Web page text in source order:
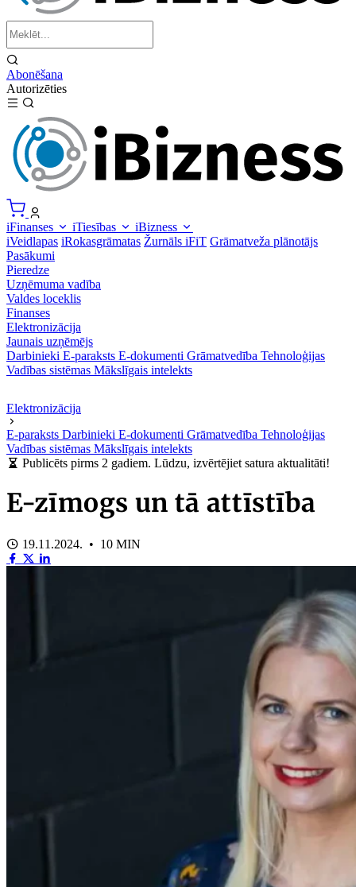
Abonēšana
Autorizēties
iFinanses iTiesības
iBizness
iVeidlapas iRokasgrāmatas Žurnāls iFiT Grāmatveža plānotājs
Pasākumi
Pieredze
Uzņēmuma vadība
Valdes loceklis
Finanses
Elektronizācija
Jaunais uzņēmējs
Darbinieki E-paraksts E-dokumenti Grāmatvedība Tehnoloģijas
Vadības sistēmas Mākslīgais intelekts
Elektronizācija
E-paraksts Darbinieki E-dokumenti Grāmatvedība Tehnoloģijas
Vadības sistēmas Mākslīgais intelekts
Publicēts pirms 2 gadiem. Lūdzu, izvērtējiet satura aktualitāti!
E-zīmogs un tā attīstība
19.11.2024. • 10 MIN